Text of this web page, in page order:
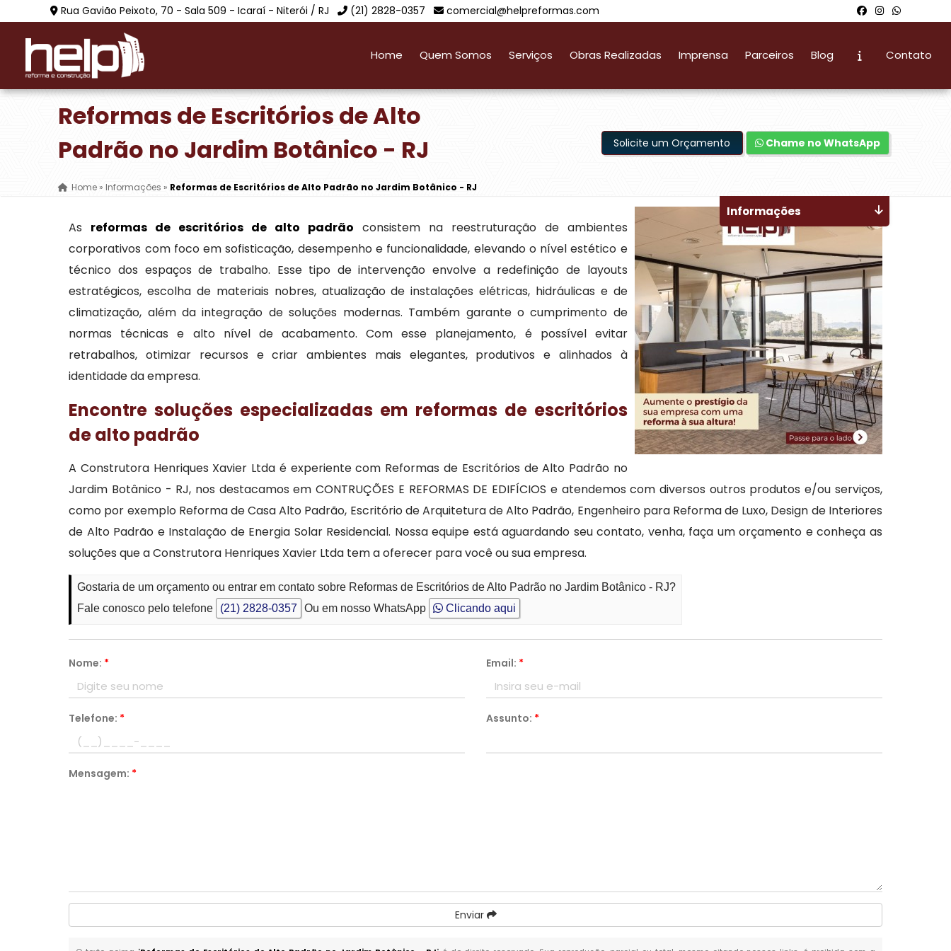
Rua Gavião Peixoto, 70 - Sala 509 - Icaraí - Niterói / RJ (21) 2828-0357 comercial@helpreformas.com
Home Quem Somos Serviços Obras Realizadas Imprensa Parceiros Blog Contato
Reformas de Escritórios de Alto
Padrão no Jardim Botânico - RJ
Home »Informações » Reformas de Escritórios de Alto Padrão no Jardim Botânico - RJ
Solicite um Orçamento Chame no WhatsApp
As reformas de escritórios de alto padrão consistem na reestruturação de ambientes
corporativos com foco em sofisticação, desempenho e funcionalidade, elevando o nível estético e
técnico dos espaços de trabalho. Esse tipo de intervenção envolve a redefinição de layouts
estratégicos, escolha de materiais nobres, atualização de instalações elétricas, hidráulicas e de
climatização, além da integração de soluções modernas. Também garante o cumprimento de
normas técnicas e alto nível de acabamento. Com esse planejamento, é possível evitar
retrabalhos, otimizar recursos e criar ambientes mais elegantes, produtivos e alinhados à
identidade da empresa.
Encontre soluções especializadas em reformas de escritórios
de alto padrão
A Construtora Henriques Xavier Ltda é experiente com Reformas de Escritórios de Alto Padrão no
Jardim Botânico - RJ, nos destacamos em CONTRUÇÕES E REFORMAS DE EDIFÍCIOS e atendemos com diversos outros produtos e/ou serviços,
como por exemplo Reforma de Casa Alto Padrão, Escritório de Arquitetura de Alto Padrão, Engenheiro para Reforma de Luxo, Design de Interiores
de Alto Padrão e Instalação de Energia Solar Residencial. Nossa equipe está aguardando seu contato, venha, faça um orçamento e conheça as
soluções que a Construtora Henriques Xavier Ltda tem a oferecer para você ou sua empresa.
Gostaria de um orçamento ou entrar em contato sobre Reformas de Escritórios de Alto Padrão no Jardim Botânico - RJ?
Fale conosco pelo telefone
(21) 2828-0357 Ou em nosso WhatsApp Clicando aqui
Nome: * Email: *
Telefone: * Assunto: *
Mensagem: *
Enviar
Informações